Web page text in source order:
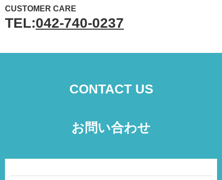
CUSTOMER CARE
TEL:042-740-0237
CONTACT US
お問い合わせ